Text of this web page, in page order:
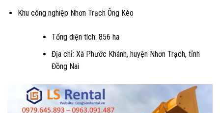
Khu công nghiệp Nhơn Trạch Ông Kèo
Tổng diện tích: 856 ha
Địa chỉ: Xã Phước Khánh, huyện Nhơn Trạch, tỉnh
Đồng Nai